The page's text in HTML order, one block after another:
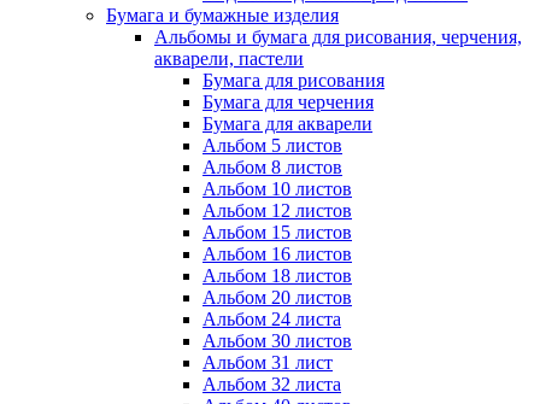
Бумага и бумажные изделия
Альбомы и бумага для рисования, черчения,
акварели, пастели
Бумага для рисования
Бумага для черчения
Бумага для акварели
Альбом 5 листов
Альбом 8 листов
Альбом 10 листов
Альбом 12 листов
Альбом 15 листов
Альбом 16 листов
Альбом 18 листов
Альбом 20 листов
Альбом 24 листа
Альбом 30 листов
Альбом 31 лист
Альбом 32 листа